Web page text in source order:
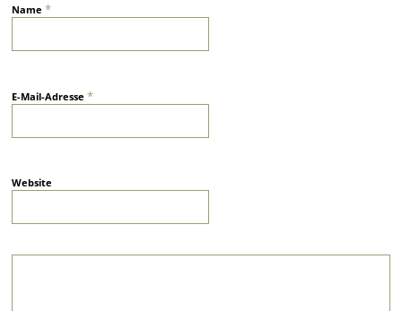
Name*
E-Mail-Adresse*
Website